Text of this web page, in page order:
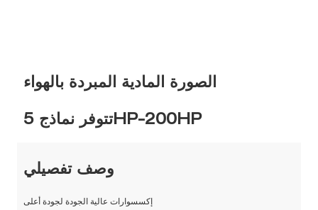
الصورة المادية المبردة بالهواء
تتوفر نماذج 5HP-200HP
وصف تفصيلي
إكسسوارات عالية الجودة لجودة أعلى